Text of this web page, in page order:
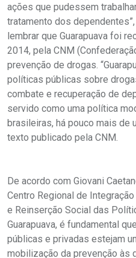
ações que pudessem
tratamento dos
lembrar que Guarapuava foi
2014, pela CNM
prevenção de drogas.
políticas públicas sobre
combate e recuperação de
servido como uma política
brasileiras, há pouco mais de
texto publicado pela CNM.
De acordo com Giovani
Centro Regional de
e Reinserção Social das
Guarapuava, é fundamental
públicas e privadas estejam
mobilização da prevenção às